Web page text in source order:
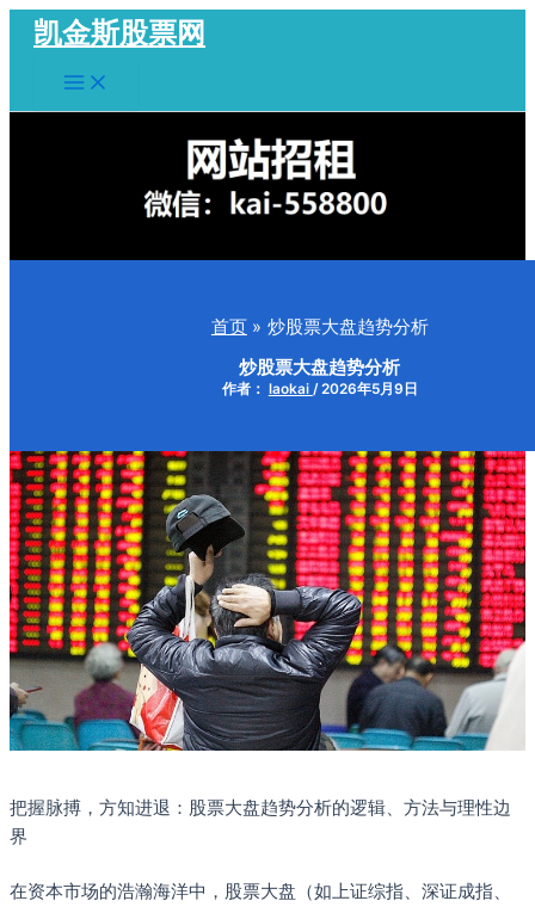
容
凯金斯股票网
Main
Menu
首页 炒股票大盘趋势分析
炒股票大盘趋势分析
作者： laokai /2026年5月9日
把握脉搏，方知进退：股票大盘趋势分析的逻辑、方法与理性边
界
在资本市场的浩瀚海洋中，股票大盘（如上证综指、深证成指、